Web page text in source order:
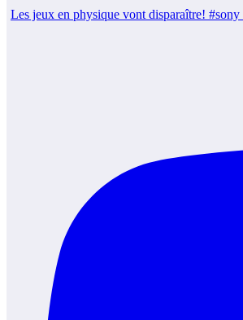
Les jeux en physique vont disparaître!